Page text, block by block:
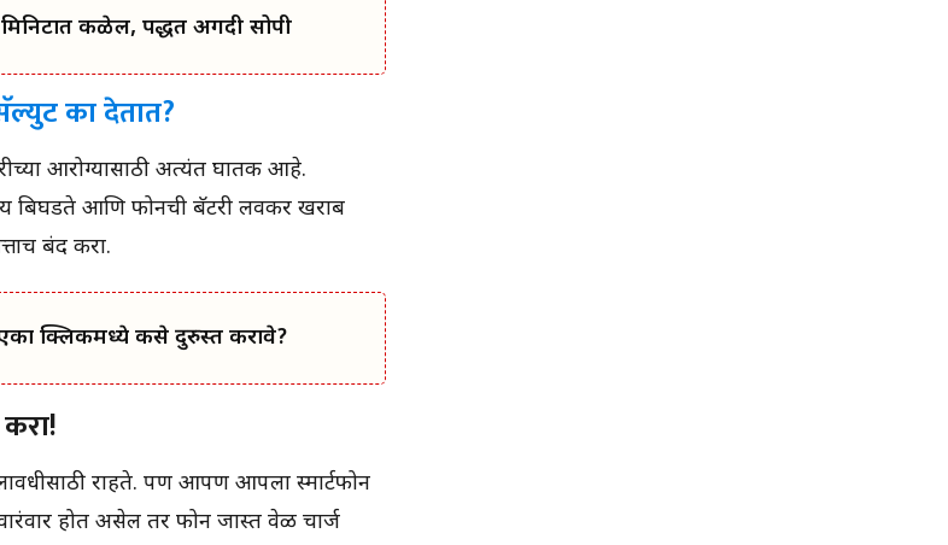
कळेल, पद्धत अगदी सोपी
का देतात?
आरोग्यासाठी अत्यंत घातक आहे.
बिघडते आणि फोनची बॅटरी लवकर खराब
बंद करा.
क्लिकमध्ये कसे दुरुस्त करावे?
राहते. पण आपण आपला स्मार्टफोन
होत असेल तर फोन जास्त वेळ चार्ज